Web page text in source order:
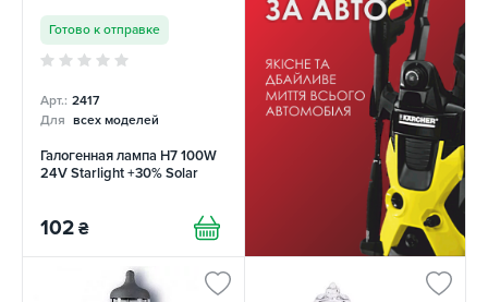
Готово к отправке
Арт.: 2417
Для всех моделей
Галогенная лампа H7 100W
24V Starlight +30% Solar
102 ₴